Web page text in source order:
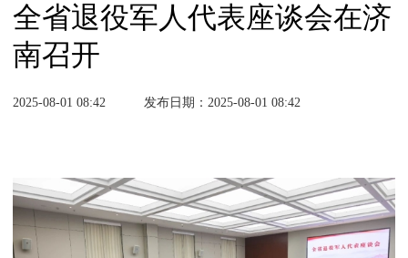
全省退役军人代表座谈会在济
南召开
2025-08-01 08:42 发布日期：2025-08-01 08:42